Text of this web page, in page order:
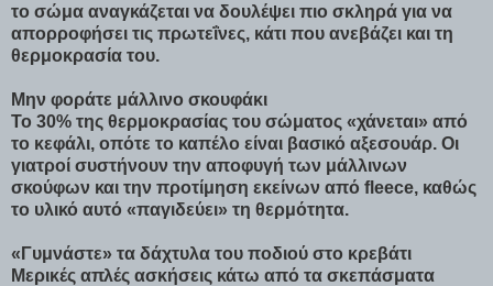
το σώμα αναγκάζεται να δουλέψει πιο σκληρά για να
απορροφήσει τις πρωτεΐνες, κάτι που ανεβάζει και τη
θερμοκρασία του.
Μην φοράτε μάλλινο σκουφάκι
Το 30% της θερμοκρασίας του σώματος «χάνεται» από
το κεφάλι, οπότε το καπέλο είναι βασικό αξεσουάρ. Οι
γιατροί συστήνουν την αποφυγή των μάλλινων
σκούφων και την προτίμηση εκείνων από fleece, καθώς
το υλικό αυτό «παγιδεύει» τη θερμότητα.
«Γυμνάστε» τα δάχτυλα του ποδιού στο κρεβάτι
Μερικές απλές ασκήσεις κάτω από τα σκεπάσματα